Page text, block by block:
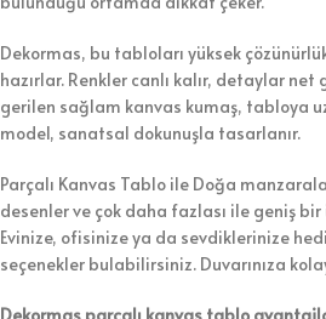
Dekormas, bu tabloları yüksek
hazırlar. Renkler canlı kalır, detaylar net
gerilen sağlam kanvas kumaş, tabloya
model, sanatsal dokunuşla tasarlanır.
Parçalı Kanvas Tablo ile Doğa
desenler ve çok daha fazlası ile geniş bir
Evinize, ofisinize ya da sevdiklerinize
seçenekler bulabilirsiniz. Duvarınıza